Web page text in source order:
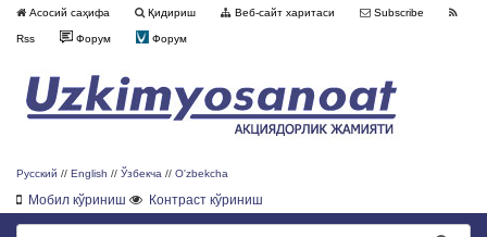
Асосий саҳифа Қидириш Веб-сайт харитаси Subscribe
Rss Форум Форум
Русский // English // Ўзбекча // O'zbekcha
Мобил кўриниш Контраст кўриниш